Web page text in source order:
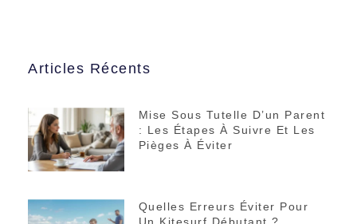
Articles Récents
Mise Sous Tutelle D’un Parent
: Les Étapes À Suivre Et Les
Pièges À Éviter
Quelles Erreurs Éviter Pour
Un Kitesurf Débutant ?